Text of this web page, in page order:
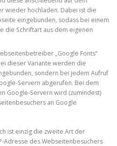
wieder hochladen. Dabei ist die
eingebunden, sodass bei einem
die Schriftart aus dem eigenen
„Google Fonts“
dieser Variante werden die
sondern bei jedem Aufruf
Servern abgerufen. Bei dem
Google-Servern wird (zumindest)
an Google
ist einzig die zweite Art der
Adresse des Webseitenbesuchers